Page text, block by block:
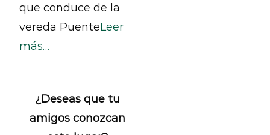
que conduce de la
vereda PuenteLeer
más…
¿Deseas que tu
amigos conozcan